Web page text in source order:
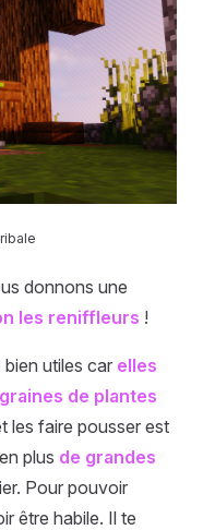
donnons une
les reniffleurs !
utiles car elles
de plantes
les faire pousser est
plus de grandes
Pour pouvoir
être habile. Il te